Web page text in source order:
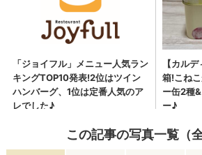
この記事の写真一覧（